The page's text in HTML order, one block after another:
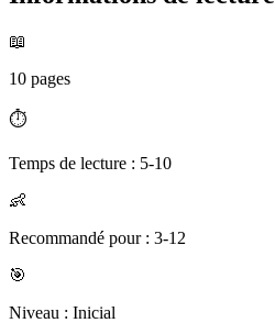
📖
10 pages
⏱️
Temps de lecture : 5-10
👶
Recommandé pour : 3-12
🎯
Niveau : Inicial